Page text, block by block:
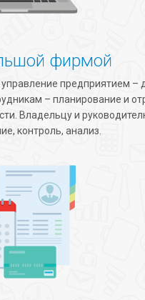
фирмой
предприятием –
– планирование и
Владельцу и
контроль, анализ.